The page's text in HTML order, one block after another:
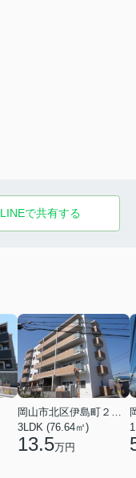
LINEで共有する
3LDK (76.64㎡)
13.5万円